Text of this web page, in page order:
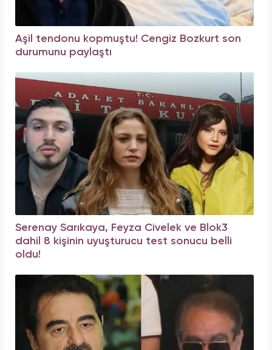
Aşil tendonu kopmuştu! Cengiz Bozkurt son
durumunu paylaştı
Serenay Sarıkaya, Feyza Civelek ve Blok3
dahil 8 kişinin uyuşturucu test sonucu belli
oldu!